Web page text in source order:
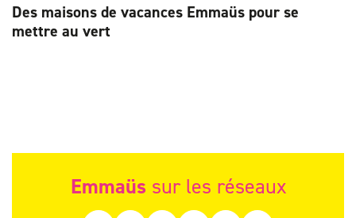
Des maisons de vacances Emmaüs pour se
mettre au vert
Emmaüs sur les réseaux